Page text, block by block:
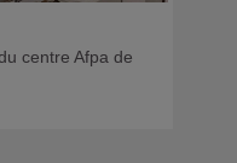
centre Afpa de